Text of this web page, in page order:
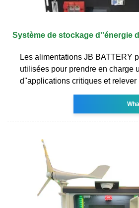
Système de stockage d''énergie
Les alimentations JB BATTERY
utilisées pour prendre en charge
d''applications critiques et